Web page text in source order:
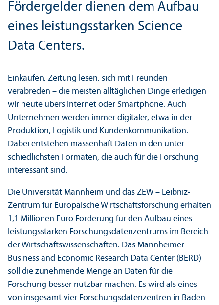
Fördergelder dienen dem Aufbau
eines leistungs­starken Science
Data Centers.
Einkaufen, Zeitung lesen, sich mit Freunden
verabreden – die meisten alltäglichen Dinge erledigen
wir heute übers Internet oder Smartphone. Auch
Unter­nehmen werden immer digitaler, etwa in der
Produktion, Logistik und Kunden­kommunikation.
Dabei entstehen massenhaft Daten in den unter­
schiedlichsten Formaten, die auch für die Forschung
interessant sind.
Die Universität Mannheim und das ZEW – Leibniz-
Zentrum für Europäische Wirtschafts­forschung erhalten
1,1 Millionen Euro Förderung für den Aufbau eines
leistungs­starken Forschungs­datenzentrums im Bereich
der Wirtschafts­wissenschaften. Das Mannheimer
Business and Economic Research Data Center (BERD)
soll die zunehmende Menge an Daten für die
Forschung besser nutzbar machen. Es wird als eines
von insgesamt vier Forschungs­datenzentren in Baden-